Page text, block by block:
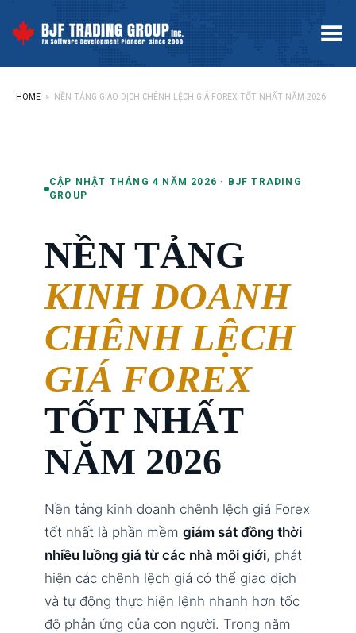
Toggle Menu
HOME » NỀN TẢNG GIAO DỊCH CHÊNH LỆCH GIÁ FOREX TỐT NHẤT NĂM 2026
CẬP NHẬT THÁNG 4 NĂM 2026 · BJF TRADING
GROUP
NỀN TẢNG
KINH DOANH
CHÊNH LỆCH
GIÁ FOREX
TỐT NHẤT
NĂM 2026
Nền tảng kinh doanh chênh lệch giá Forex
tốt nhất là phần mềm giám sát đồng thời
nhiều luồng giá từ các nhà môi giới, phát
hiện các chênh lệch giá có thể giao dịch
và tự động thực hiện lệnh nhanh hơn tốc
độ phản ứng của con người. Trong năm